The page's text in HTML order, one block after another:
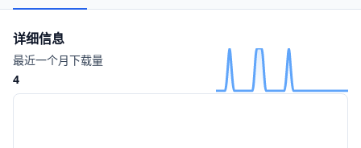
详细信息
最近一个月下载量
4